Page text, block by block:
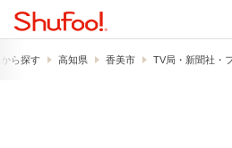
ら探す 高知県 香美市 TV局・新聞社・